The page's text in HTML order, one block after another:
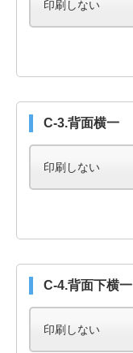
C-3.背面横一
C-4.背面下横一